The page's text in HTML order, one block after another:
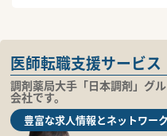
医師転職支援サービ
調剤薬局大手「日本調剤」グ
会社です。
豊富な求人情報とネットワー